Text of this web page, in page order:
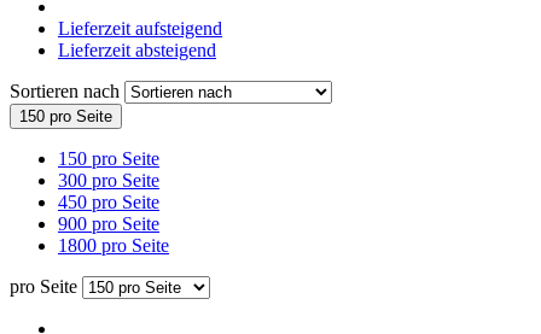
Lieferzeit aufsteigend
Lieferzeit absteigend
Sortieren nach
150 pro Seite
150 pro Seite
300 pro Seite
450 pro Seite
900 pro Seite
1800 pro Seite
pro Seite